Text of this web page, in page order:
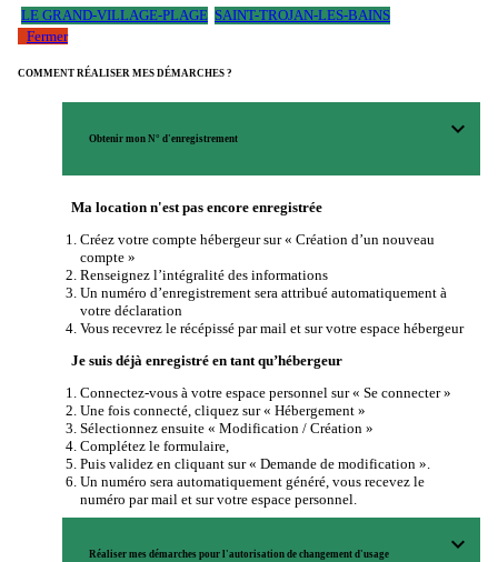
LE GRAND-VILLAGE-PLAGE SAINT-TROJAN-LES-BAINS
Fermer
COMMENT RÉALISER MES DÉMARCHES ?
Obtenir mon N° d'enregistrement expand_more
Ma location n'est pas encore enregistrée
Créez votre compte hébergeur sur « Création d’un nouveau
compte »
Renseignez l’intégralité des informations
Un numéro d’enregistrement sera attribué automatiquement à
votre déclaration
Vous recevrez le récépissé par mail et sur votre espace hébergeur
Je suis déjà enregistré en tant qu’hébergeur
Connectez-vous à votre espace personnel sur « Se connecter »
Une fois connecté, cliquez sur « Hébergement »
Sélectionnez ensuite « Modification / Création »
Complétez le formulaire,
Puis validez en cliquant sur « Demande de modification ».
Un numéro sera automatiquement généré, vous recevez le
numéro par mail et sur votre espace personnel.
Réaliser mes démarches pour l'autorisation de changement d'usage expand_more